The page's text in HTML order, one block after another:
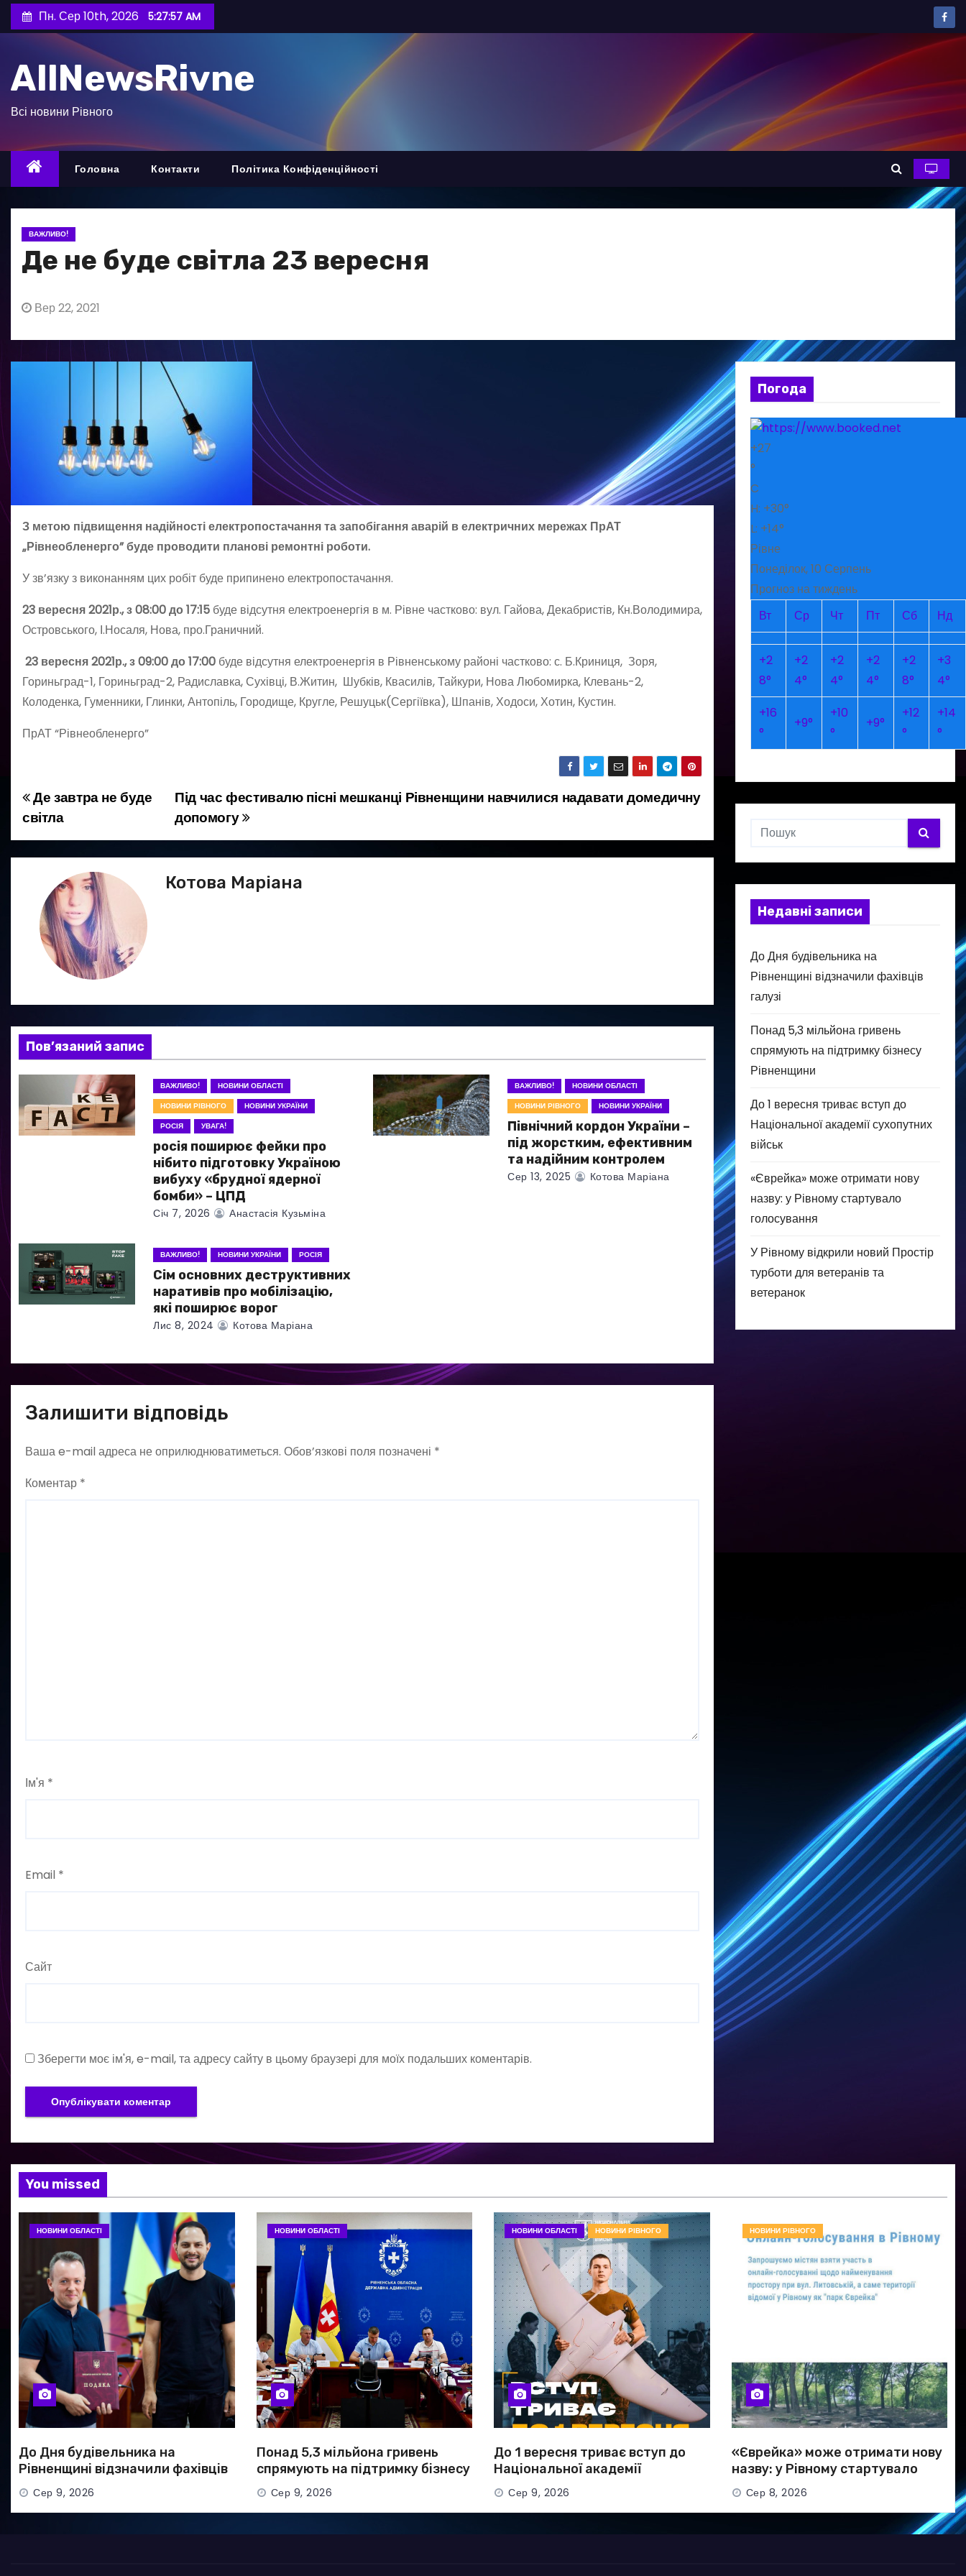
е
д
Пн. Сер 10th, 2026 5:27:58 AM
AllNewsRivne
Всі новини Рівного
Головна Контакти Політика Конфіденційності
ВАЖЛИВО!
Де не буде світла 23 вересня
Вер 22, 2021
З метою підвищення надійності електропостачання та запобігання аварій в електричних мережах ПрАТ
„Рівнеобленерго” буде проводити планові ремонтні роботи.
У зв’язку з виконанням цих робіт буде припинено електропостачання.
23 вересня 2021р., з 08:00 до 17:15 буде відсутня електроенергія в м. Рівне частково: вул. Гайова, Декабристів, Кн.Володимира,
Островського, І.Носаля, Нова, про.Граничний.
23 вересня 2021р., з 09:00 до 17:00 буде відсутня електроенергія в Рівненському районі частково: с. Б.Криниця, Зоря,
Гориньград-1, Гориньград-2, Радиславка, Сухівці, В.Житин, Шубків, Квасилів, Тайкури, Нова Любомирка, Клевань-2,
Колоденка, Гуменники, Глинки, Антопіль, Городище, Кругле, Решуцьк(Сергіївка), Шпанів, Ходоси, Хотин, Кустин.
ПрАТ “Рівнеобленерго”
Н
а
в
і
я
з
а
п
в
Під час фестивалю пісні мешканці Рівненщини навчилися надавати домедичну
допомогу
Де завтра не буде
світла
Котова Маріана
Пов’язаний запис
ВАЖЛИВО!
НОВИНИ ОБЛАСТІ
НОВИНИ РІВНОГО
НОВИНИ УКРАЇНИ
РОСІЯ
УВАГА!
росія поширює фейки про
нібито підготовку Україною
вибуху «брудної ядерної
бомби» – ЦПД
Січ 7, 2026 Анастасія Кузьміна
ВАЖЛИВО!
НОВИНИ ОБЛАСТІ
НОВИНИ РІВНОГО
НОВИНИ УКРАЇНИ
Північний кордон України –
під жорстким, ефективним
та надійним контролем
Сер 13, 2025 Котова Маріана
ВАЖЛИВО! НОВИНИ УКРАЇНИ РОСІЯ
Сім основних деструктивних
наративів про мобілізацію,
які поширює ворог
Лис 8, 2024 Котова Маріана
Залишити відповідь
Ваша e-mail адреса не оприлюднюватиметься. Обов’язкові поля позначені *
Коментар *
Ім'я *
Email *
Сайт
Зберегти моє ім'я, e-mail, та адресу сайту в цьому браузері для моїх подальших коментарів.
Погода
+27
°
C
H: +30°
L: +14°
Рівне
Понеділок, 10 Серпень
Прогноз на тиждень
Вт
Ср Чт Пт Сб Нд
+2
8°
+2
4°
+2
4°
+2
4°
+2
8°
+3
4°
+16
°
+9°
+10
°
+9°
+12
°
+14
°
Недавні записи
До Дня будівельника на
Рівненщині відзначили фахівців
галузі
Понад 5,3 мільйона гривень
спрямують на підтримку бізнесу
Рівненщини
До 1 вересня триває вступ до
Національної академії сухопутних
військ
«Єврейка» може отримати нову
назву: у Рівному стартувало
голосування
У Рівному відкрили новий Простір
турботи для ветеранів та
ветеранок
You missed
НОВИНИ ОБЛАСТІ
До Дня будівельника на
Рівненщині відзначили фахівців
галузі
Сер 9, 2026
НОВИНИ ОБЛАСТІ
Понад 5,3 мільйона гривень
спрямують на підтримку бізнесу
Рівненщини
Сер 9, 2026
НОВИНИ ОБЛАСТІ НОВИНИ РІВНОГО
До 1 вересня триває вступ до
Національної академії
сухопутних військ
Сер 9, 2026
НОВИНИ РІВНОГО
«Єврейка» може отримати нову
назву: у Рівному стартувало
голосування
Сер 8, 2026